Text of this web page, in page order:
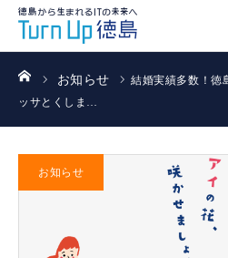
ホームお知らせ
結婚実績多数！徳
ッサとくしま…
お知らせ